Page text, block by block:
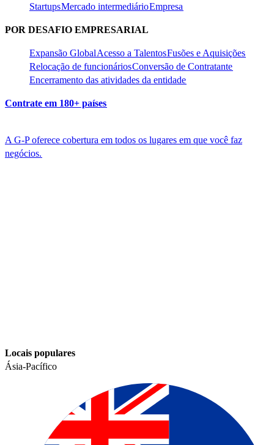
Startups​​Mercado intermediário​​Empresa​​
POR DESAFIO EMPRESARIAL​​
Expansão Global​​Acesso a Talentos​​Fusões e Aquisições​​
Relocação de funcionários​​Conversão de Contratante​​
Encerramento das atividades da entidade​​
Contrate em 180+ países​​
A G-P oferece cobertura em todos os lugares em que você faz
negócios.​​
Locais populares​​
Ásia-Pacífico​​